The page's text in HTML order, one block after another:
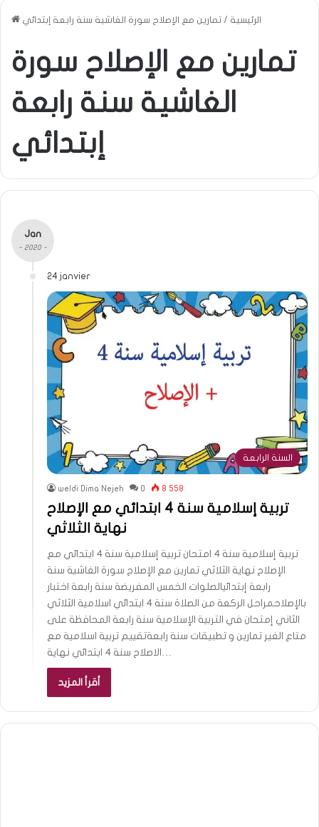
الرئيسية / تمارين مع الإصلاح سورة الغاشية سنة رابعة إبتدائي
تمارين مع الإصلاح سورة
الغاشية سنة رابعة
إبتدائي
Jan
- 2020 -
24 janvier
السنة الرابعة
weldi Dima Nejeh 0 8 558
تربية إسلامية سنة 4 ابتدائي مع الإصلاح
نهاية الثلاثي
تربية إسلامية سنة 4 امتحان تربية إسلامية سنة 4 ابتدائي مع
الإصلاح نهاية الثلاثي تمارين مع الإصلاح سورة الغاشية سنة
رابعة إبتدائيالصلوات الخمس المفريضة سنة رابعة اختبار
بالإصلاحمراحل الركعة من الصلاة سنة 4 ابتدائي اسلامية الثلاثي
الثاني إمتحان في التربية الإسلامية سنة رابعة المحافظة على
متاع الغير تمارين و تطبيقات سنة رابعةتقييم تربية اسلامية مع
أقرأ المزيد